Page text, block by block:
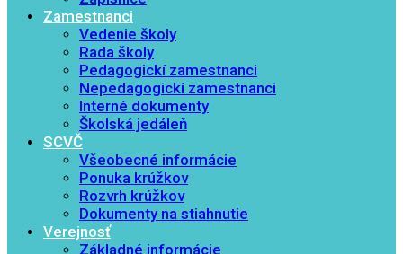
Zamestnanci
Vedenie školy
Rada školy
Pedagogickí zamestnanci
Nepedagogickí zamestnanci
Interné dokumenty
Školská jedáleň
SCVČ
Všeobecné informácie
Ponuka krúžkov
Rozvrh krúžkov
Dokumenty na stiahnutie
Verejnosť
Základné informácie